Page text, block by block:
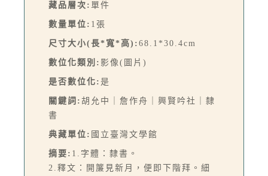
藏品層次: 單件
數量單位: 1張
尺寸大小(長*寬*高): 68.1*30.4cm
數位化類別: 影像(圖片)
是否數位化: 是
關鍵詞: 胡允中｜詹作舟｜興賢吟社｜隸
書
典藏單位: 國立臺灣文學館
摘要: 1.字體：隸書。
2.釋文：開簾見新月，便即下階拜。細